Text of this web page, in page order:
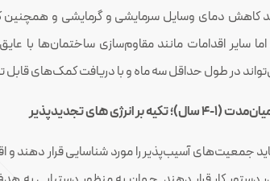
کاهش دمای وسایل سرمایشی و گرمایشی و همچنین
سایر اقدامات مانند مقاوم‌سازی ساختمان‌ها با
در طول حداقل سه ماه و با دریافت کمک‌های قابل توجه تا
بر انرژی های تجدیدپذیر
جمعیت‌های آسیب‌پذیر را مورد شناسایی قرار دهند و